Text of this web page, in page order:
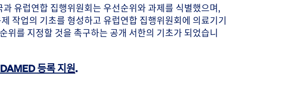
과 유럽연합 집행위원회는 우선순위와 과제를 식별했으며,
작업의 기초를 형성하고 유럽연합 집행위원회에 의료기기
위를 지정할 것을 촉구하는 공개 서한의 기초가 되었습니
등록 지원.